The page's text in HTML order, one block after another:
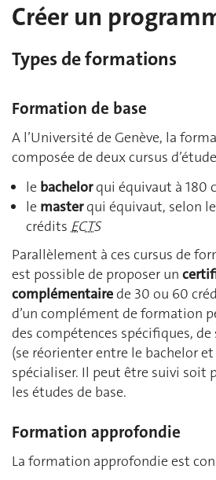
Créer un
Types de formations
Formation de base
A l’Université de Genève, la
composée de deux cursus
le bachelorqui équivaut à 180
le masterqui équivaut, selon
crédits ECTS
Parallèlement à ces cursus de
est possible de proposer un
complémentaire de 30 ou 60
d’un complément de formation
des compétences spécifiques,
(se réorienter entre le bachelor
spécialiser. Il peut être suivi soit
les études de base.
Formation approfondie
La formation approfondie est